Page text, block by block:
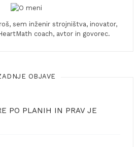
sem inženir strojništva, inovator,
coach, avtor in govorec.
OBJAVE
PO PLANIH IN PRAV JE